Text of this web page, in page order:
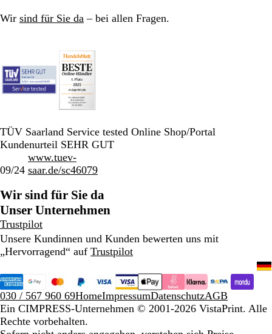
Wir sind für Sie da – bei allen Fragen.
TÜV Saarland Service tested Online Shop/Portal
Kundenurteil SEHR GUT
09/24
www.tuev-
saar.de/sc46079
Wir sind für Sie da
Unser Unternehmen
Trustpilot
Unsere Kundinnen und Kunden bewerten uns mit
„Hervorragend“ auf Trustpilot
030 / 567 960 69HomeImpressumDatenschutzAGB
Ein CIMPRESS-Unternehmen © 2001-2026 VistaPrint. Alle
Rechte vorbehalten.